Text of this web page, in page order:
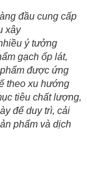
đầu cung cấp
xây
ý tưởng
gạch ốp lát,
được ứng
theo xu hướng
tiêu chất lượng,
để duy trì, cải
phẩm và dịch